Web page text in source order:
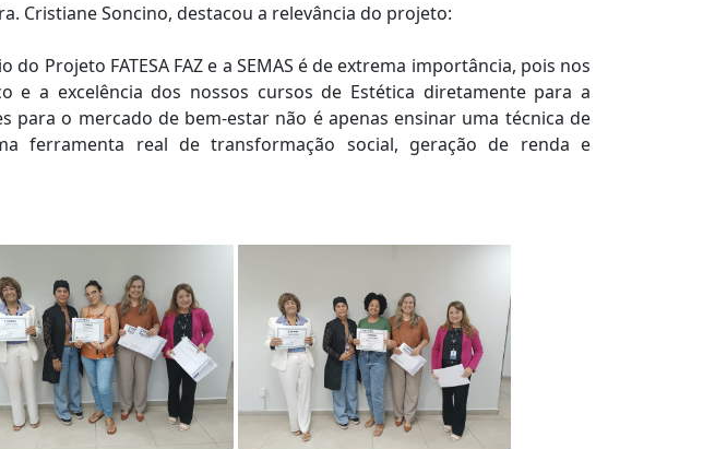
Cristiane Soncino, destacou a relevância do projeto:
do Projeto FATESA FAZ e a SEMAS é de extrema importância, pois nos
e a excelência dos nossos cursos de Estética diretamente para a
para o mercado de bem-estar não é apenas ensinar uma técnica de
ferramenta real de transformação social, geração de renda e